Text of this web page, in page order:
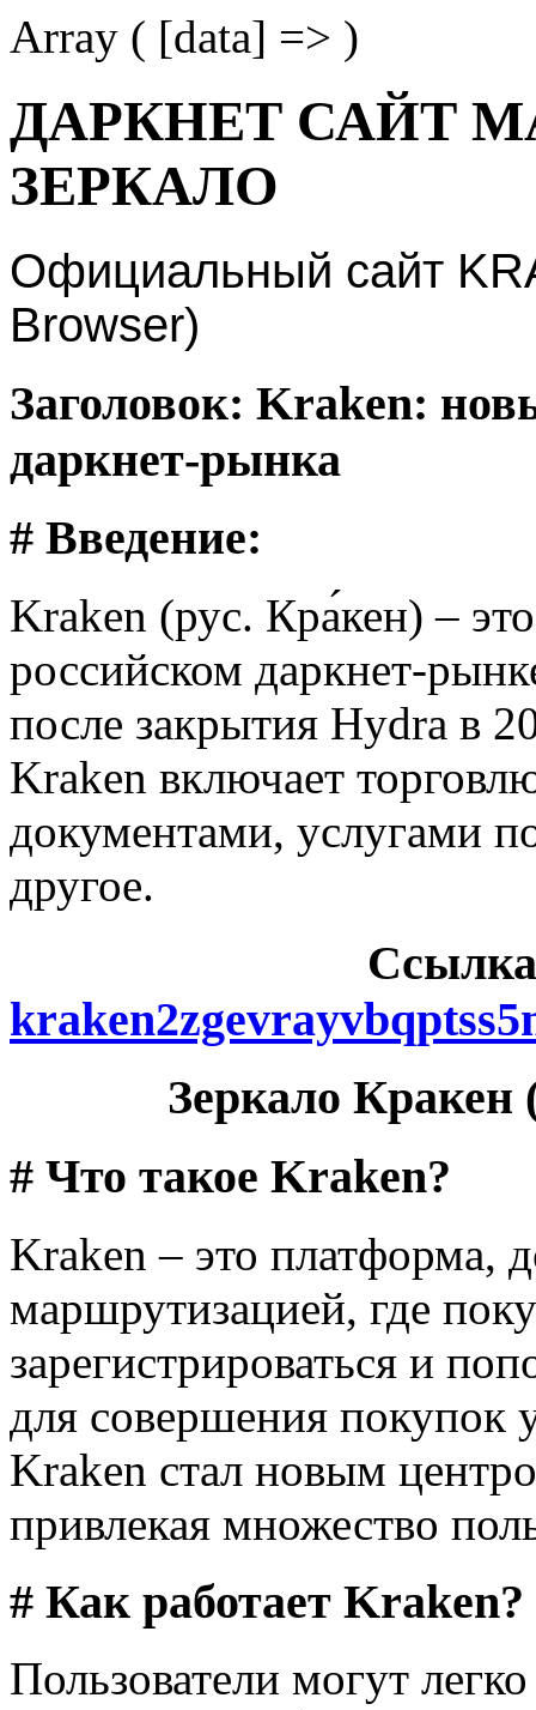
Array ( [data] => )
ДАРКНЕТ САЙТ
ЗЕРКАЛО
Официальный сайт
Browser)
Заголовок: Kraken:
даркнет-рынка
# Введение:
Kraken (рус. Кра́кен) –
российском даркнет-
после закрытия Hydra в
Kraken включает
документами, услугами
другое.
Зеркало Кракен
# Что такое Kraken?
Kraken – это платформа,
маршрутизацией, где
зарегистрироваться и
для совершения покупок
Kraken стал новым
привлекая множество
# Как работает Kraken?
Пользователи могут